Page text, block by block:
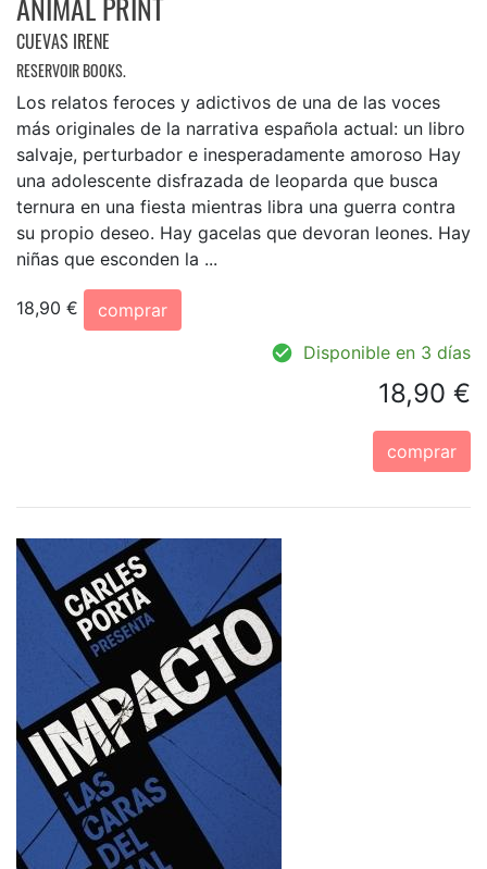
CUEVAS IRENE
RESERVOIR BOOKS.
Los relatos feroces y adictivos de una de las voces
más originales de la narrativa española actual: un libro
salvaje, perturbador e inesperadamente amoroso Hay
una adolescente disfrazada de leoparda que busca
ternura en una fiesta mientras libra una guerra contra
su propio deseo. Hay gacelas que devoran leones. Hay
niñas que esconden la ...
18,90 €
comprar
Disponible en 3 días
18,90 €
comprar